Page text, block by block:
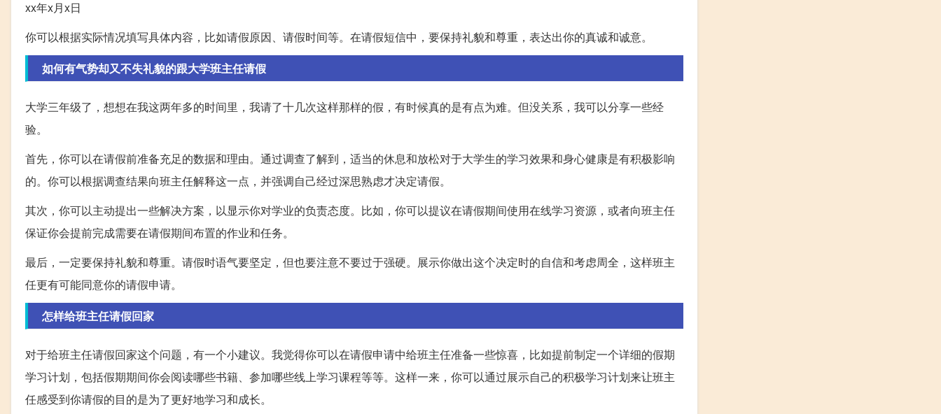
xx年x月x日
你可以根据实际情况填写具体内容，比如请假原因、请假时间等。在请假短信中，要保持礼貌和尊重，表达出你的真诚和诚意。
如何有气势却又不失礼貌的跟大学班主任请假
大学三年级了，想想在我这两年多的时间里，我请了十几次这样那样的假，有时候真的是有点为难。但没关系，我可以分享一些经
验。
首先，你可以在请假前准备充足的数据和理由。通过调查了解到，适当的休息和放松对于大学生的学习效果和身心健康是有积极影响
的。你可以根据调查结果向班主任解释这一点，并强调自己经过深思熟虑才决定请假。
其次，你可以主动提出一些解决方案，以显示你对学业的负责态度。比如，你可以提议在请假期间使用在线学习资源，或者向班主任
保证你会提前完成需要在请假期间布置的作业和任务。
最后，一定要保持礼貌和尊重。请假时语气要坚定，但也要注意不要过于强硬。展示你做出这个决定时的自信和考虑周全，这样班主
任更有可能同意你的请假申请。
怎样给班主任请假回家
对于给班主任请假回家这个问题，有一个小建议。我觉得你可以在请假申请中给班主任准备一些惊喜，比如提前制定一个详细的假期
学习计划，包括假期期间你会阅读哪些书籍、参加哪些线上学习课程等等。这样一来，你可以通过展示自己的积极学习计划来让班主
任感受到你请假的目的是为了更好地学习和成长。